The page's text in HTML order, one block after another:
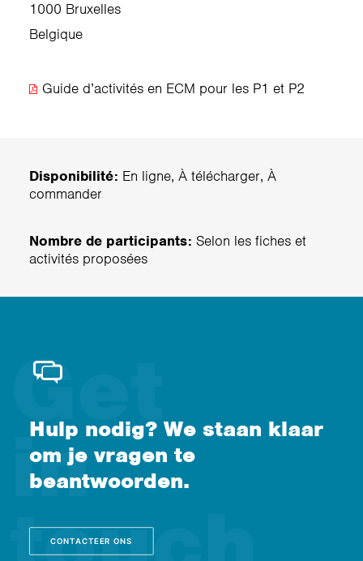
1000 Bruxelles
Belgique
Guide d’activités en ECM pour les P1 et P2
Disponibilité: En ligne, À télécharger, À
commander
Nombre de participants: Selon les fiches et
activités proposées
Hulp nodig? We staan klaar
om je vragen te
beantwoorden.
CONTACTEER ONS